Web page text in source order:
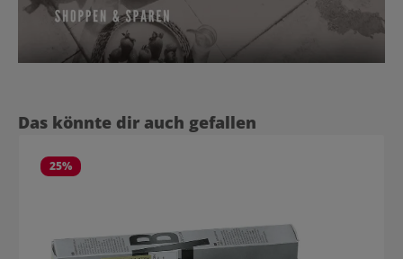
Produktgalerie überspringen
Das könnte dir auch gefallen
25%